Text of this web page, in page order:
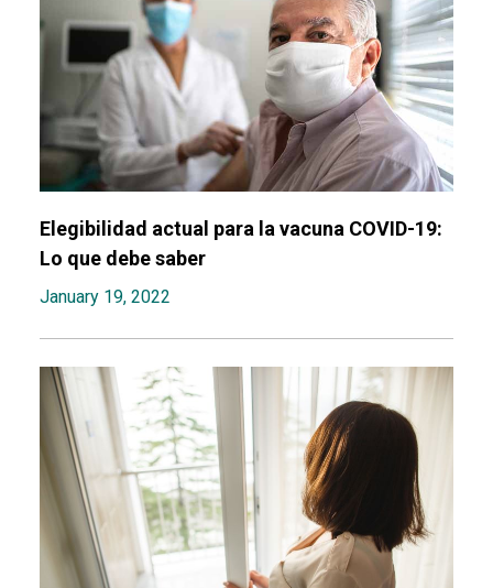
Elegibilidad actual para la vacuna COVID-19:
Lo que debe saber
January 19, 2022